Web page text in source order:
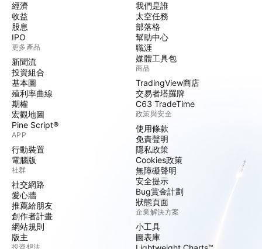
經濟
收益
股息
IPO
更多產品
新聞流
投資組合
基本圖
殖利率曲線
期權
宏觀地圖
Pine Script®
APP
行動裝置
電腦版
社群
社交網路
愛心牆
推薦給朋友
創作者計畫
網站規則
版主
投資想法
我們是誰
太空任務
部落格
幫助中心
職涯
媒體工具包
商品
TradingView商店
交易者塔羅牌
C63 TradeTime
政策與安全
使用條款
免責聲明
隱私政策
Cookies政策
無障礙聲明
安全提示
Bug賞金計劃
狀態頁面
企業解決方案
小工具
圖表庫